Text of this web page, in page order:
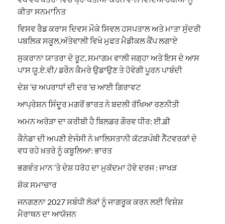
ਕੀਤਾ ਸਨਮਾਨਿਤ
ਵਿਸਵ ਰੈਡ ਕਰਾਸ ਦਿਵਸ ਮੌਕੇ ਸਿਵਲ ਹਸਪਤਾਲ ਅਤੇ ਮਾਤਾ ਸੁੰਦਰੀ
ਪਬਲਿਕ ਸਕੂਲ,ਅੱਤੇਵਾਲੀ ਵਿਖੇ ਮੁਫਤ ਮੈਡੀਕਲ ਕੈਂਪ ਲਗਾਏ
ਸੁਕਰਾਨਾ ਯਾਤਰਾ ਦੇ ਰੂਟ, ਸਮਾਗਮ ਵਾਲੀ ਜਗ੍ਹਾ ਅਤੇ ਇਸ ਦੇ ਆਸ
ਪਾਸ ਯੂ.ਏ.ਵੀ/ ਡਰੌਨ ਕੈਮਰੇ ਉਡਾਉਣ ਤੇ ਹੋਵੇਗੀ ਪੂਰਨ ਪਾਬੰਦੀ
ਦੇਸ਼ ‘ਚ ਅਪਰਾਧਾਂ ਦੀ ਦਰ ‘ਚ ਆਈ ਗਿਰਾਵਟ
ਆਪ੍ਰੇਸ਼ਨ ਸਿੰਦੂਰ ਮਗਰੋਂ ਭਾਰਤ ਨੇ ਬਦਲੀ ਰੱਖਿਆ ਰਣਨੀਤੀ
ਅਮਨ ਅਰੋੜਾ ਦਾ ਕਰੀਬੀ ਹੈ ਬਿਲਡਰ ਗੌਰਵ ਧੀਰ: ਈ.ਡੀ
ਕੈਨੇਡਾ ਦੀ ਅਪਣੀ ਏਜੰਸੀ ਨੇ ਖ਼ਾਲਿਸਤਾਨੀ ਕੱਟੜਪੰਥੀ ਨੈੱਟਵਰਕਾਂ ਦੇ
ਵਧ ਰਹੇ ਖ਼ਤਰੇ ਨੂੰ ਕਬੂਲਿਆ: ਭਾਰਤ
ਭਗਵੰਤ ਮਾਨ ‘ਤੇ ਦੇਸ਼ ਧਰੋਹ ਦਾ ਮੁਕੱਦਮਾ ਹੋਵੇ ਦਰਜ : ਜਾਖੜ
ਸ਼ੋਕ ਸਮਾਚਾਰ
ਜਨਗਣਨਾ 2027 ਸਬੰਧੀ ਲੋਕਾਂ ਨੂੰ ਜਾਗਰੂਕ ਕਰਨ ਲਈ ਵਿਸ਼ੇਸ਼
ਮੈਰਾਥਨ ਦਾ ਆਯੋਜਨ